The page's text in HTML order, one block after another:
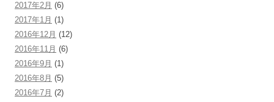
2017年2月 (6)
2017年1月 (1)
2016年12月 (12)
2016年11月 (6)
2016年9月 (1)
2016年8月 (5)
2016年7月 (2)